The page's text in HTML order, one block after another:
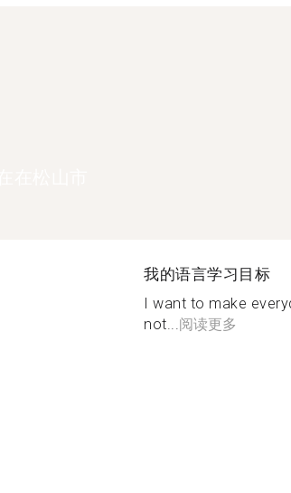
我的语言学习目标
I want to make
not... 阅读更多